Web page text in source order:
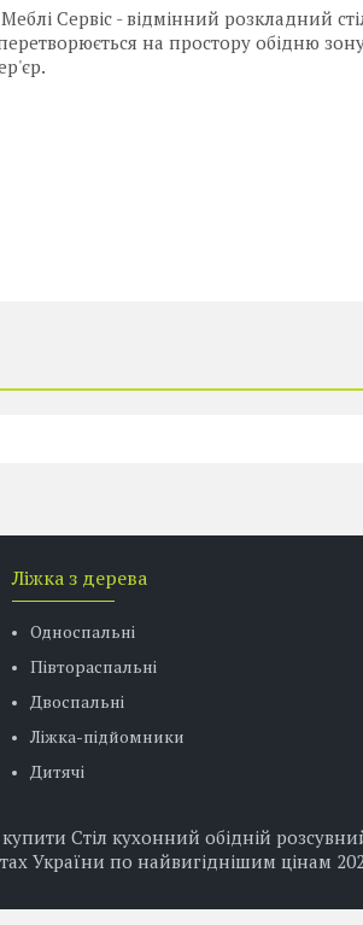
Сервіс - відмінний розкладний
на простору обідню
Ліжка з дерева
Односпальні
Півтораспальні
Двоспальні
Ліжка-підйомники
Дитячі
Стіл кухонний обідній
України по найвигіднішим цінам